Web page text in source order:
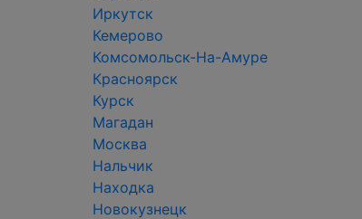
Иркутск
Кемерово
Комсомольск-На-Амуре
Красноярск
Курск
Магадан
Москва
Нальчик
Находка
Новокузнецк